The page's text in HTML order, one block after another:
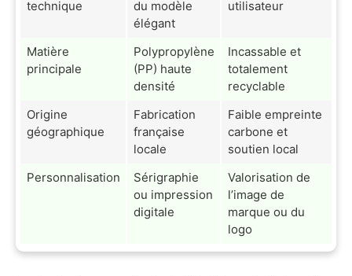
technique
du modèle
élégant
utilisateur
Matière
principale
Polypropylène
(PP) haute
densité
Incassable et
totalement
recyclable
Origine
géographique
Fabrication
française
locale
Faible empreinte
carbone et
soutien local
Personnalisation
Sérigraphie
ou impression
digitale
Valorisation de
l’image de
marque ou du
logo